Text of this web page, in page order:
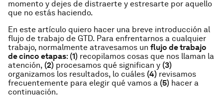
momento y dejes de distraerte y estresarte por aquello
que no estás haciendo.
En este artículo quiero hacer una breve introducción al
flujo de trabajo de GTD. Para enfrentarnos a cualquier
trabajo, normalmente atravesamos un flujo de trabajo
de cinco etapas: (1) recopilamos cosas que nos llaman la
atención, (2) procesamos qué significan y (3)
organizamos los resultados, lo cuáles (4) revisamos
frecuentemente para elegir qué vamos a (5) hacer a
continuación.